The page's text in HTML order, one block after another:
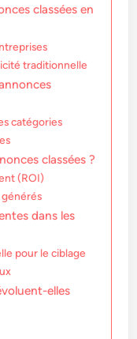
classées en
traditionnelle
catégories
classées ?
(ROI)
générés
dans les
pour le ciblage
elles